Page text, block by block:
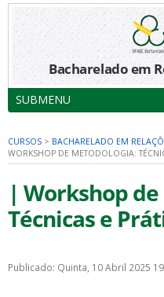
Bacharelado em
SUBMENU
CURSOS > BACHARELADO EM
WORKSHOP DE METODOLOGIA:
| Workshop
Técnicas e
Publicado: Quinta, 10 Abril 2025